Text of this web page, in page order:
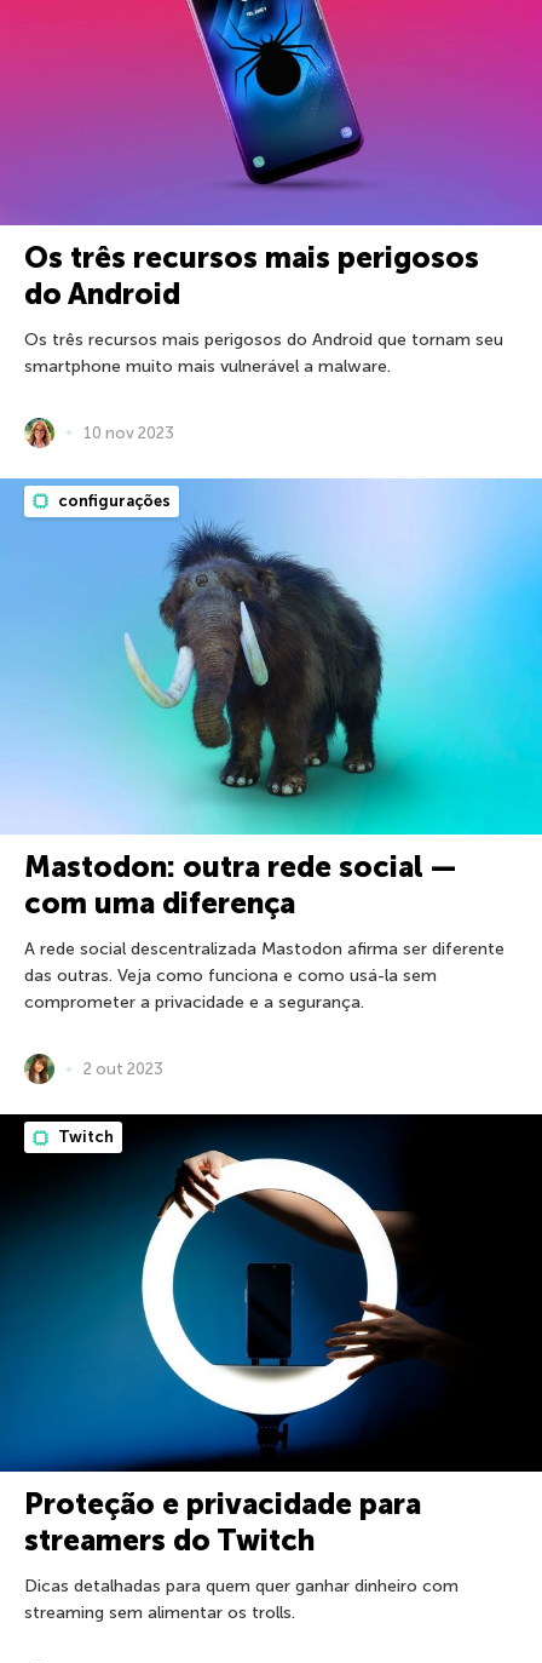
Os três recursos mais perigosos
do Android
Os três recursos mais perigosos do Android que tornam seu
smartphone muito mais vulnerável a malware.
10 nov 2023
configurações
Mastodon: outra rede social —
com uma diferença
A rede social descentralizada Mastodon afirma ser diferente
das outras. Veja como funciona e como usá-la sem
comprometer a privacidade e a segurança.
2 out 2023
Twitch
Proteção e privacidade para
streamers do Twitch
Dicas detalhadas para quem quer ganhar dinheiro com
streaming sem alimentar os trolls.